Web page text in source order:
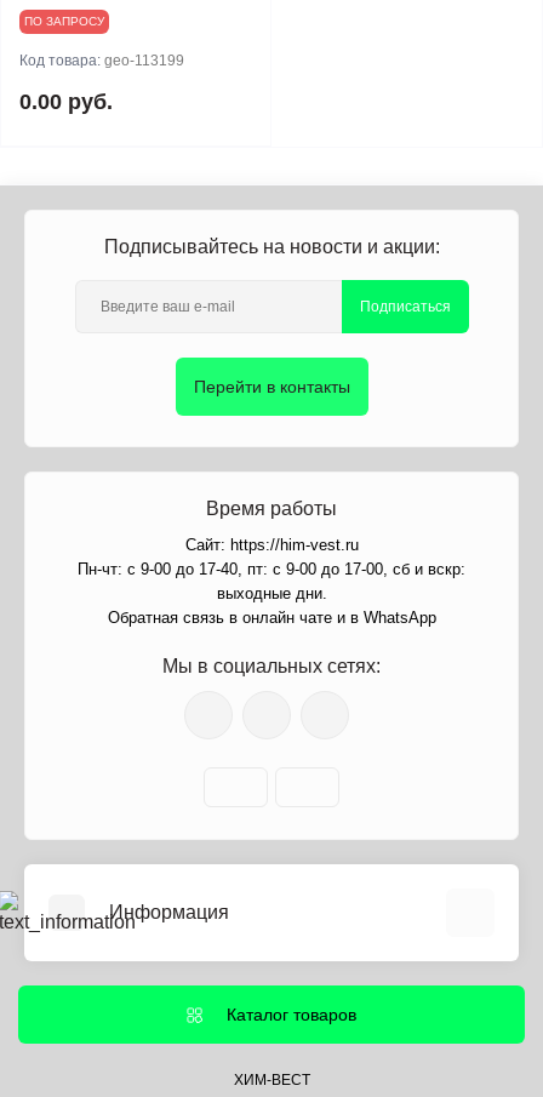
ПО ЗАПРОСУ
Код товара: geo-113199
0.00 руб.
Подписывайтесь на новости и акции:
Подписаться
Перейти в контакты
Время работы
Сайт: https://him-vest.ru
Пн-чт: с 9-00 до 17-40, пт: с 9-00 до 17-00, сб и вскр:
выходные дни.
Обратная связь в онлайн чате и в WhatsApp
Мы в социальных сетях:
Информация
Информация о доставке
Политика безопасности
Каталог товаров
ХИМ-ВЕСТ